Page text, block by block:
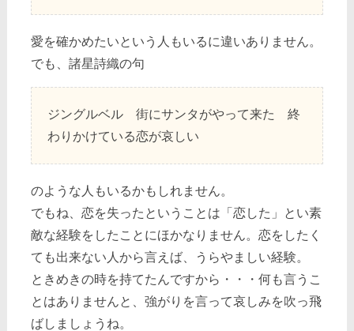
愛を確かめたいという人もいるに違いありません。
でも、諸星詩織の句
ジングルベル 街にサンタがやって来た 終
わりかけている恋が哀しい
のような人もいるかもしれません。
でもね、恋を失ったということは「恋した」とい素
敵な経験をしたことにほかなりません。恋をしたく
ても出来ない人から言えば、うらやましい経験。
ときめきの時を持てたんですから・・・何も言うこ
とはありませんと、強がりを言って哀しみを吹っ飛
ばしましょうね。